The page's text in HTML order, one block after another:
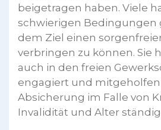
beigetragen haben. Viele
schwierigen Bedingungen
dem Ziel einen
verbringen zu können. Sie
auch in den freien
engagiert und mitgeholfen
Absicherung im Falle von
Invalidität und Alter